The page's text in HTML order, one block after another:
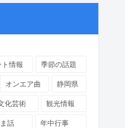
ト情報 季節の話題
オンエア曲 静岡県
化芸術 観光情報
話 年中行事